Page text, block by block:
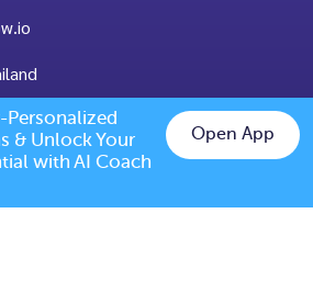
Dr, Los Gatos, CA 95032Chat on LINE
Personalized
& Unlock Your
with AI Coach
Open App